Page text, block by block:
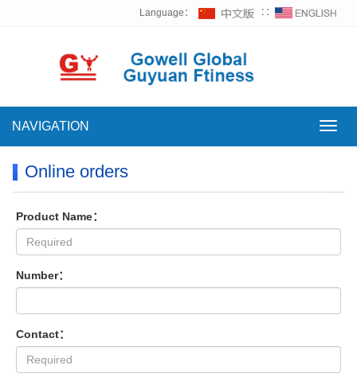
Language： ∷
NAVIGATION
Online orders
Product Name：
Number：
Contact：